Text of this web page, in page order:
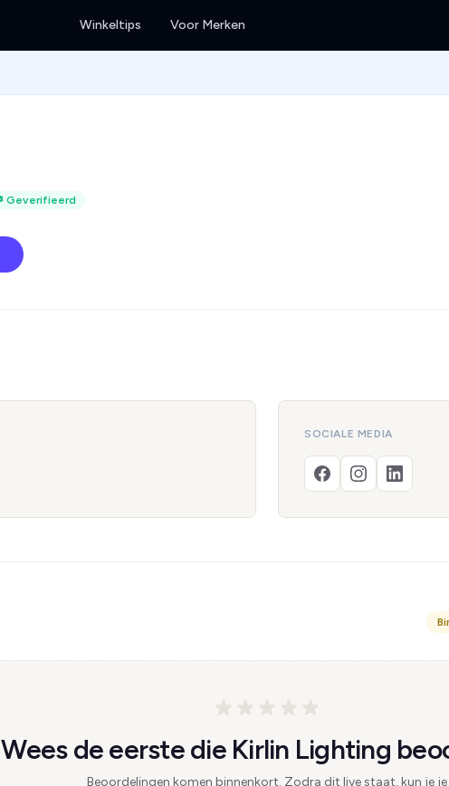
Winkeltips Voor Merken
Geverifieerd
SOCIALE MEDIA
Wees de eerste die Kirlin Lighting
Beoordelingen komen binnenkort. Zodra dit live staat, kun je je